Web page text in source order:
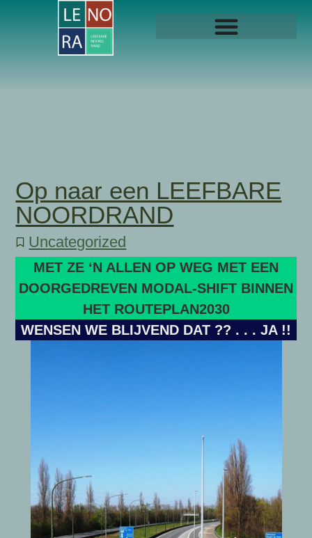
Op naar een LEEFBARE
NOORDRAND
Uncategorized
MET ZE ‘N ALLEN OP WEG MET EEN
DOORGEDREVEN MODAL-SHIFT BINNEN
HET ROUTEPLAN2030
WENSEN WE BLIJVEND DAT ?? . . . JA !!